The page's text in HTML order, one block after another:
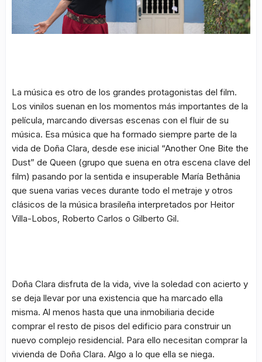
La música es otro de los grandes protagonistas del film.
Los vinilos suenan en los momentos más importantes de la
película, marcando diversas escenas con el fluir de su
música. Esa música que ha formado siempre parte de la
vida de Doña Clara, desde ese inicial “Another One Bite the
Dust” de Queen (grupo que suena en otra escena clave del
film) pasando por la sentida e insuperable María Bethânia
que suena varias veces durante todo el metraje y otros
clásicos de la música brasileña interpretados por Heitor
Villa-Lobos, Roberto Carlos o Gilberto Gil.
Doña Clara disfruta de la vida, vive la soledad con acierto y
se deja llevar por una existencia que ha marcado ella
misma. Al menos hasta que una inmobiliaria decide
comprar el resto de pisos del edificio para construir un
nuevo complejo residencial. Para ello necesitan comprar la
vivienda de Doña Clara. Algo a lo que ella se niega.